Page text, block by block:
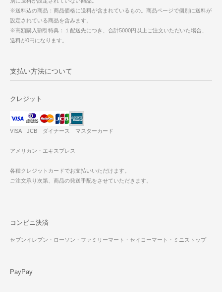
※送料込の商品：商品価格に送料が含まれているもの。商品ページで個別に送料が
設定されている商品を含みます。
※高額購入割引特典：１配送先につき、合計5000円以上ご注文いただいた場合、
送料が0円になります。
支払い方法について
クレジット
VISA JCB ダイナース マスターカード
アメリカン・エキスプレス
各種クレジットカードでお支払いいただけます。
ご注文承り次第、商品の発送手配をさせていただきます。
コンビニ決済
セブンイレブン・ローソン・ファミリーマート・セイコーマート・ミニストップ
PayPay